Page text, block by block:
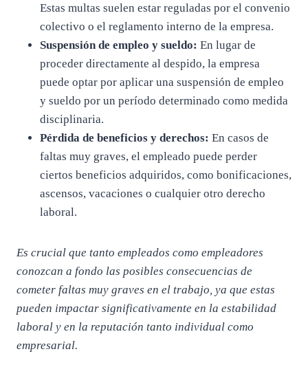
Estas multas suelen estar reguladas por el convenio
colectivo o el reglamento interno de la empresa.
Suspensión de empleo y sueldo: En lugar de
proceder directamente al despido, la empresa
puede optar por aplicar una suspensión de empleo
y sueldo por un período determinado como medida
disciplinaria.
Pérdida de beneficios y derechos: En casos de
faltas muy graves, el empleado puede perder
ciertos beneficios adquiridos, como bonificaciones,
ascensos, vacaciones o cualquier otro derecho
laboral.
Es crucial que tanto empleados como empleadores
conozcan a fondo las posibles consecuencias de
cometer faltas muy graves en el trabajo, ya que estas
pueden impactar significativamente en la estabilidad
laboral y en la reputación tanto individual como
empresarial.